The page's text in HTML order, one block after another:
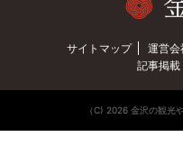
サイトマップ 運営会
記事掲
（C) 2026 金沢の観光